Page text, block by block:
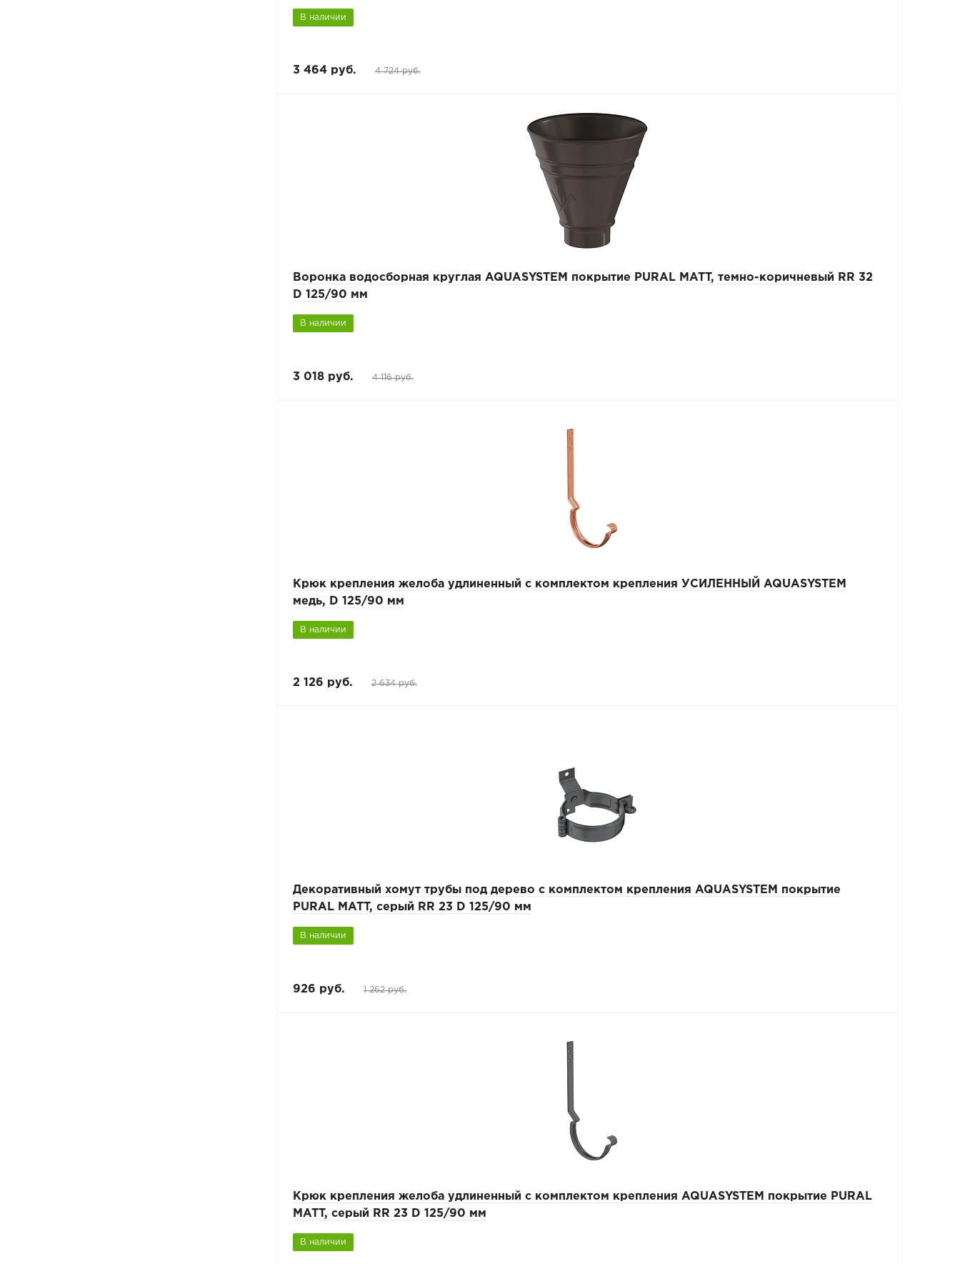
В наличии
3 464 руб. 4 724 руб.
Воронка водосборная круглая AQUASYSTEM покрытие PURAL MATT, темно-коричневый RR 32
D 125/90 мм
В наличии
3 018 руб. 4 116 руб.
Крюк крепления желоба удлиненный с комплектом крепления УСИЛЕННЫЙ AQUASYSTEM
медь, D 125/90 мм
В наличии
2 126 руб. 2 634 руб.
Декоративный хомут трубы под дерево с комплектом крепления AQUASYSTEM покрытие
PURAL MATT, серый RR 23 D 125/90 мм
В наличии
926 руб. 1 262 руб.
Крюк крепления желоба удлиненный с комплектом крепления AQUASYSTEM покрытие PURAL
MATT, серый RR 23 D 125/90 мм
В наличии